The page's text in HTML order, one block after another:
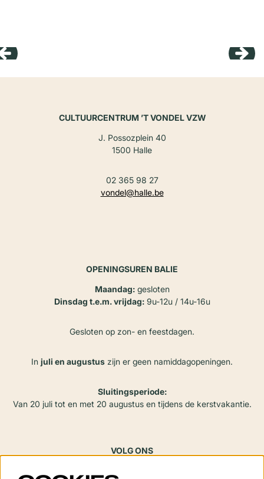
Overslaan
CULTUURCENTRUM ’T VONDEL VZW
J. Possozplein 40
1500 Halle
02 365 98 27
vondel@halle.be
OPENINGSUREN BALIE
Maandag:gesloten
Dinsdag t.e.m. vrijdag:9u-12u / 14u-16u
Gesloten op zon- en feestdagen.
In juli en augustus zijn er geen namiddagopeningen.
Sluitingsperiode:
Van 20 juli tot en met 20 augustus en tijdens de kerstvakantie.
VOLG ONS